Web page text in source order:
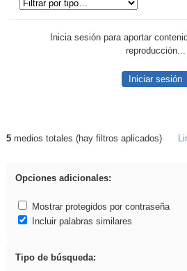
Inicia sesión para aportar
reproducción...
Iniciar sesión
Resultados de: 3ESO
5medios totales (hay filtros aplicados)
Opciones adicionales:
Mostrar protegidos por contraseña
Incluir palabras similares
Tipo de búsqueda: